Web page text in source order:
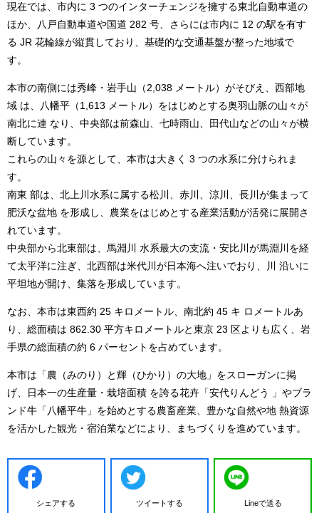
現在では、市内に 3 つのインターチェンジを擁する東北自動車道の
ほか、八戸自動車道や国道 282 号、さらには市内に 12 の駅を有す
る JR 花輪線が縦貫しており、基礎的な交通基盤が整った地域で
す。
本市の南側には秀峰・岩手山（2,038 メートル）がそびえ、西部地
域 は、八幡平（1,613 メートル）をはじめとする奥羽山脈の山々が
南北に連 なり、中央部は前森山、七時雨山、田代山などの山々が横
断しています。
これらの山々を源として、本市は大きく 3 つの水系に分けられま
す。
南東 部は、北上川水系に属する松川、赤川、涼川、長川が集まって
肥沃な盆地 を形成し、農業をはじめとする産業活動が活発に展開さ
れています。
中央部から北東部は、馬淵川 水系最大の支流・安比川が馬淵川を経
て太平洋に注ぎ、北西部は米代川が日本海へ注いでおり、川 沿いに
平坦地が開け、集落を形成しています。
なお、本市は東西約 25 キロメートル、南北約 45 キ ロメートルあ
り、総面積は 862.30 平方キロメートルと東京 23 区よりも広く、岩
手県の総面積の約 6 パーセントを占めています。
本市は「農（みのり）と輝（ひかり）の大地」をスローガンに掲
げ、日本一の生産量・栽培面積 を誇る花卉「安代りんどう 」やブラ
ンド牛「八幡平牛」を始めとする農畜産業、豊かな自然や地 熱資源
を活かした観光・宿泊業などにより、まちづくりを進めています。
シェアする ツイートする Lineで送る